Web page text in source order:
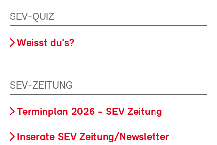
SEV-QUIZ
Weisst du's?
SEV-ZEITUNG
Terminplan 2026 - SEV Zeitung
Inserate SEV Zeitung/Newsletter